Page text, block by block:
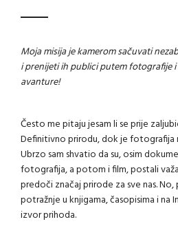
Moja misija je kamerom sačuvati
i prenijeti ih publici putem fotografije
avanture!
Često me pitaju jesam li se prije
Definitivno prirodu, dok je
Ubrzo sam shvatio da su, osim
fotografija, a potom i film, postali
predoči značaj prirode za sve nas.
potražnje u knjigama, časopisima i na
izvor prihoda.